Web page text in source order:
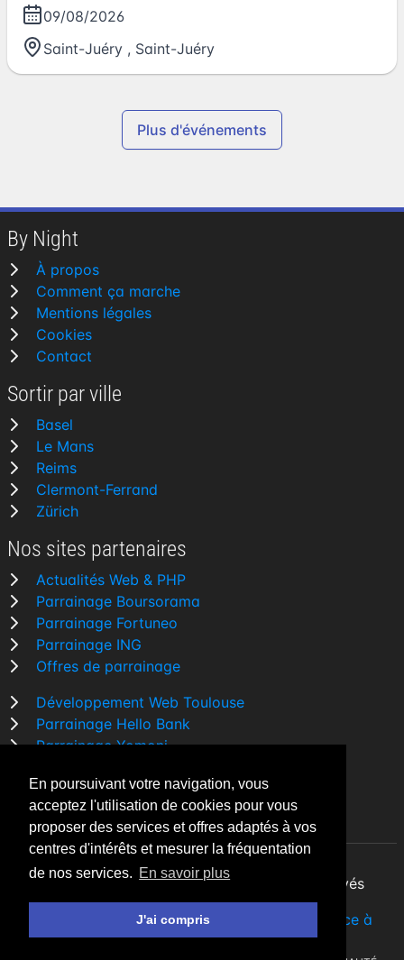
En poursuivant votre navigation, vous
acceptez l'utilisation de cookies pour vous
proposer des services et offres adaptés à vos
centres d'intérêts et mesurer la fréquentation
de nos services. En savoir plus
J'ai compris
09/08/2026
Saint-Juéry , Saint-Juéry
Plus d'événements
By Night
À propos
Comment ça marche
Mentions légales
Cookies
Contact
Sortir par ville
Basel
Le Mans
Reims
Clermont-Ferrand
Zürich
Nos sites partenaires
Actualités Web & PHP
Parrainage Boursorama
Parrainage Fortuneo
Parrainage ING
Offres de parrainage
Développement Web Toulouse
Parrainage Hello Bank
Parrainage Yomoni
Comparatif banque
By Night v5.7.3| © 2026 - Tous droits réservés
par undéveloppeur Web Freelance à
Toulouse